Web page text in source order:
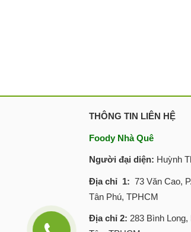
THÔNG TIN LIÊN HỆ
Foody Nhà Quê
Người đại diện: Huỳnh
Địa chỉ 1: 73 Văn Cao,
Tân Phú, TPHCM
Địa chỉ 2: 283 Bình